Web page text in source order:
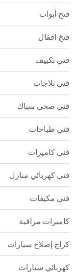
فتح أبواب
فتخ اقفال
فني تكييف
فني ثلاجات
فني صحي سباك
فني طباخات
فني كاميرات
فني كهربائي منازل
فني مكيفات
كاميرات مراقبة
كراج إصلاح سيارات
كهربائي سيارات